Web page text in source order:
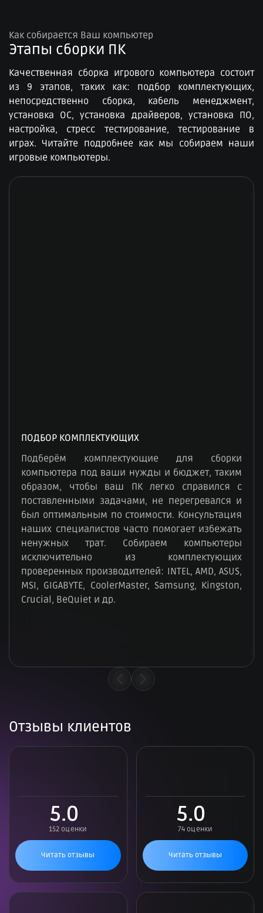
Как собирается Ваш компьютер
Этапы сборки ПК​
Качественная сборка игрового компьютера состоит
из 9 этапов, таких как: подбор комплектующих,
непосредственно сборка, кабель менеджмент,
установка ОС, установка драйверов, установка ПО,
настройка, стресс тестирование, тестирование в
играх. Читайте подробнее как мы собираем наши
игровые компьютеры.
ПОДБОР КОМПЛЕКТУЮЩИХ
Подберём комплектующие для сборки
компьютера под ваши нужды и бюджет, таким
образом, чтобы ваш ПК легко справился с
поставленными задачами, не перегревался и
был оптимальным по стоимости. Консультация
наших специалистов часто помогает избежать
ненужных трат. Собираем компьютеры
исключительно из комплектующих
проверенных производителей: INTEL, AMD, ASUS,
MSI, GIGABYTE, CoolerMaster, Samsung, Kingston,
Crucial, BeQuiet и др.
Отзывы клиентов
5.0
152 оценки
Читать отзывы
5.0
74 оценки
Читать отзывы